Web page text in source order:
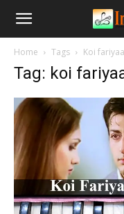
Home Tags Koi
Tag: koi